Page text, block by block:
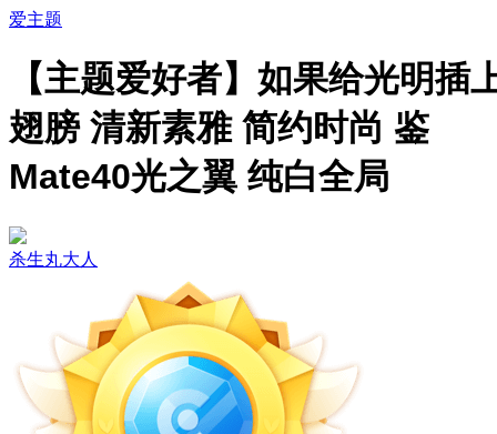
爱主题
【主题爱好者】如果给光明插
翅膀 清新素雅 简约时尚 鉴
Mate40光之翼 纯白全局
杀生丸大人